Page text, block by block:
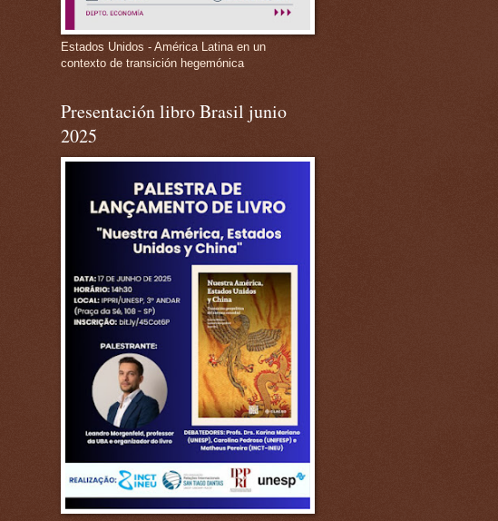
Estados Unidos - América Latina en un
contexto de transición hegemónica
Presentación libro Brasil junio
2025